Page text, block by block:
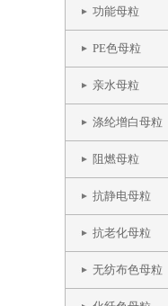
功能母粒
PE色母粒
亲水母粒
涤纶增白母粒
阻燃母粒
抗静电母粒
抗老化母粒
无纺布色母粒